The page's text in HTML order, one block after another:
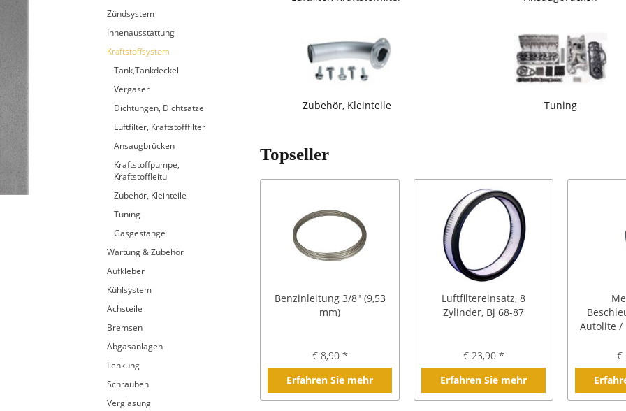
Zündsystem
Innenausstattung
Kraftstoffsystem
Tank,Tankdeckel
Vergaser
Dichtungen, Dichtsätze
Luftfilter, Kraftstofffilter
Ansaugbrücken
Kraftstoffpumpe,
Kraftstoffleitu
Zubehör, Kleinteile
Tuning
Gasgestänge
Wartung & Zubehör
Aufkleber
Kühlsystem
Achsteile
Bremsen
Abgasanlagen
Lenkung
Schrauben
Verglasung
Zubehör, Kleinteile Tuning
Topseller
Benzinleitung 3/8" (9,53
mm)
€ 8,90 *
Erfahren Sie mehr
Luftfiltereinsatz, 8
Zylinder, Bj 68-87
€ 23,90 *
Erfahren Sie mehr
Autolite /
€